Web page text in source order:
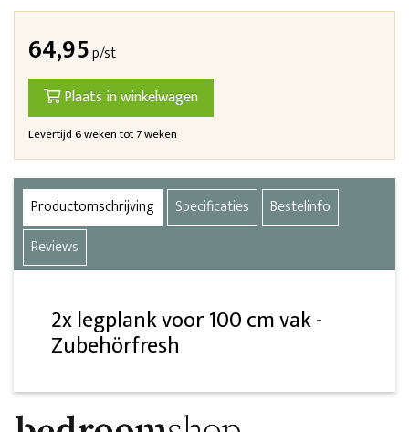
64,95p/st
Plaats in winkelwagen
Levertijd 6 weken tot 7 weken
Productomschrijving Specificaties
Bestelinfo
Reviews
2x legplank voor 100 cm vak -
Zubehörfresh